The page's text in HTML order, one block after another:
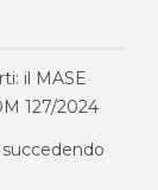
il MASE
127/2024